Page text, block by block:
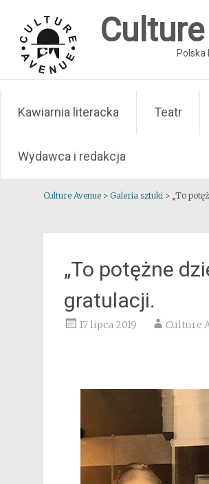
content
Kawiarnia literacka Teatr
Wydawca i redakcja
Culture Avenue > Galeria sztuki > „To
„To potężne
gratulacji.
17 lipca 2019 Culture